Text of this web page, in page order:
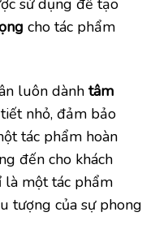
cho tác phẩm
luôn dành tâm
nhỏ, đảm bảo
tác phẩm hoàn
đến cho khách
là một tác phẩm
tượng của sự phong